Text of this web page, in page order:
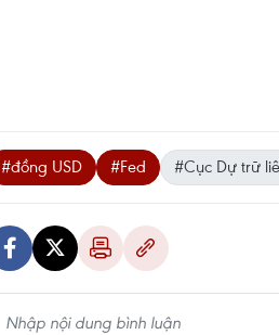
#đồng USD #Fed #Cục Dự trữ